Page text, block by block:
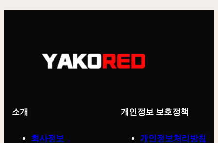
소개
회사정보
개인정보 보호정책
개인정보처리방침